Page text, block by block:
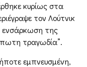
κυρίως στα
τον Λούτνικ
ενσάρκωση της
τραγωδία”.
εμπνευσμένη,